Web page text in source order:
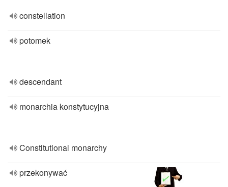
constellation
potomek
descendant
monarchia konstytucyjna
Constitutional monarchy
przekonywać